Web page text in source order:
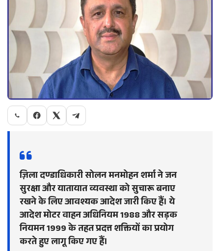
ज़िला दण्डाधिकारी सोलन मनमोहन शर्मा ने जन
सुरक्षा और यातायात व्यवस्था को सुचारू बनाए
रखने के लिए आवश्यक आदेश जारी किए हैं। ये
आदेश मोटर वाहन अधिनियम 1988 और सड़क
नियमन 1999 के तहत प्रदत्त शक्तियों का प्रयोग
करते हुए लागू किए गए हैं।